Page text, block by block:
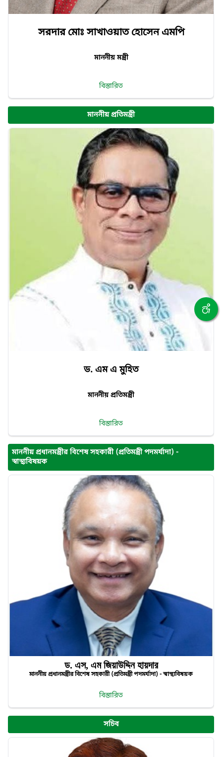
সরদার মোঃ সাখাওয়াত হোসেন এমপি
মাননীয় মন্ত্রী
বিস্তারিত
মাননীয় প্রতিমন্ত্রী
ড. এম এ মুহিত
মাননীয় প্রতিমন্ত্রী
বিস্তারিত
মাননীয় প্রধানমন্ত্রীর বিশেষ সহকারী (প্রতিমন্ত্রী পদমর্যাদা) -
স্বাস্থ্যবিষয়ক
ড. এস, এম জিয়াউদ্দিন হায়দার
মাননীয় প্রধানমন্ত্রীর বিশেষ সহকারী (প্রতিমন্ত্রী পদমর্যাদা) - স্বাস্থ্যবিষয়ক
বিস্তারিত
সচিব